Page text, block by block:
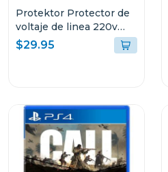
Protektor Protector de
voltaje de linea 220v
con supresor de picos
parphd
$29.95